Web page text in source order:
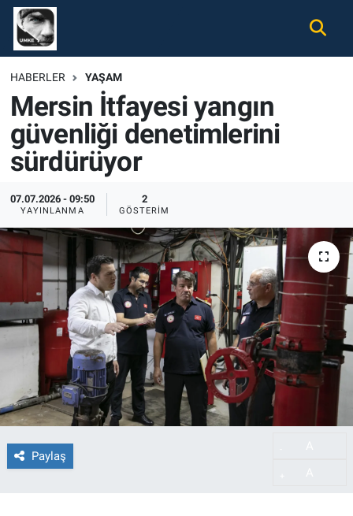
HABERLER YAŞAM
Mersin İtfayesi yangın
güvenliği denetimlerini
sürdürüyor
07.07.2026 - 09:50
YAYINLANMA
2
GÖSTERIM
Paylaş
Gündem
Ekonomi
Spor
Tüm Haberler
İletişim
Künye
Nöbetçi Eczaneler
Hava Durumu
Namaz Vakitleri
Trafik Durumu
Süper Lig Puan Durumu ve Fikstür
Tüm Manşetler
Son Dakika Haberleri
Haber Arşivi